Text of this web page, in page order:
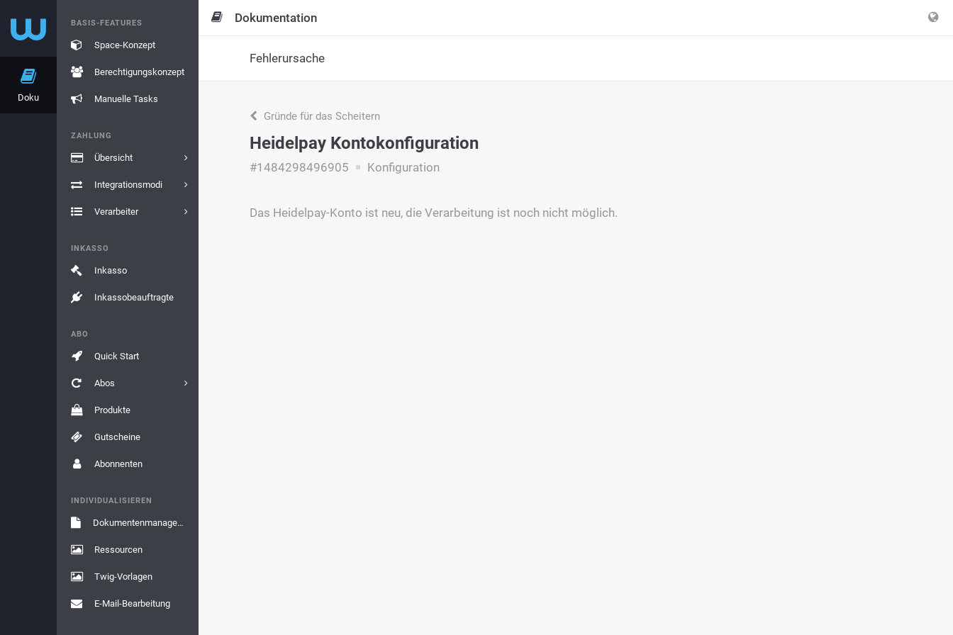
Doku
BASIS-FEATURES
Space-Konzept
Berechtigungskonzept
Manuelle Tasks
ZAHLUNG
Übersicht
Integrationsmodi
Verarbeiter
INKASSO
Inkasso
Inkassobeauftragte
ABO
Quick Start
Abos
Produkte
Gutscheine
Abonnenten
INDIVIDUALISIEREN
Dokumentenmanagement
Ressourcen
Twig-Vorlagen
E-Mail-Bearbeitung
Dokumentation
Fehlerursache
Gründe für das Scheitern
Heidelpay Kontokonfiguration
#1484298496905 Konfiguration
Das Heidelpay-Konto ist neu, die Verarbeitung ist noch nicht möglich.